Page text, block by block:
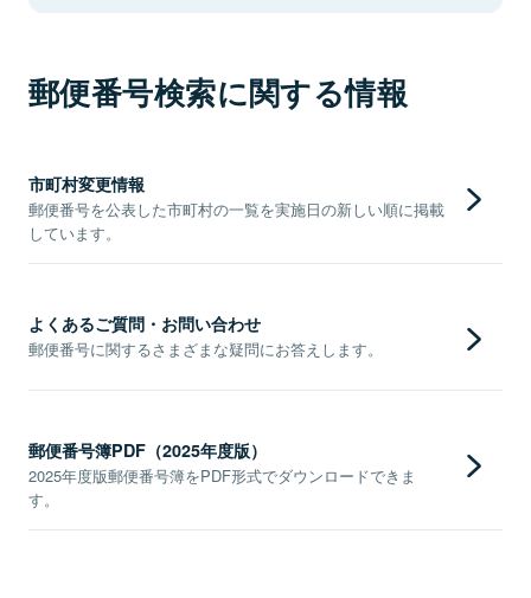
郵便番号検索に関する情報
市町村変更情報
郵便番号を公表した市町村の一覧を実施日の新しい順に掲載
しています。
よくあるご質問・お問い合わせ
郵便番号に関するさまざまな疑問にお答えします。
郵便番号簿PDF（2025年度版）
2025年度版郵便番号簿をPDF形式でダウンロードできま
す。